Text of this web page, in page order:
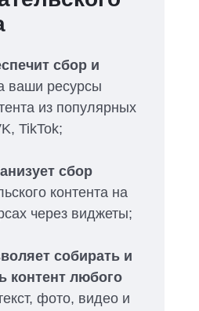
сбор и
ваши ресурсы
из популярных
TikTok;
сбор
контента на
через виджеты;
собирать и
контент любого
фото, видео и